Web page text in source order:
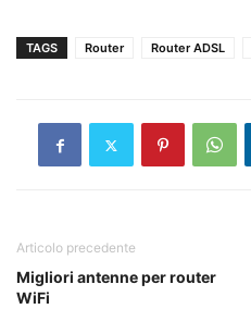
TAGS Router Router ADSL
Articolo precedente
Migliori antenne per router
WiFi